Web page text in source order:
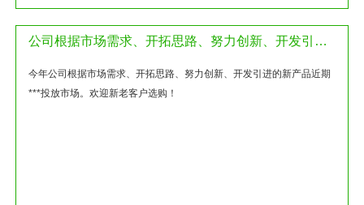
公司根据市场需求、开拓思路、努力创新、开发引进的仿石、PC系列产品及新型生态护栏产品近期***投放市场
今年公司根据市场需求、开拓思路、努力创新、开发引进的新产品近期
***投放市场。欢迎新老客户选购！